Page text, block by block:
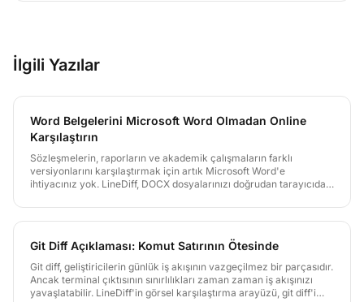
İlgili Yazılar
Word Belgelerini Microsoft Word Olmadan Online
Karşılaştırın
Sözleşmelerin, raporların ve akademik çalışmaların farklı
versiyonlarını karşılaştırmak için artık Microsoft Word'e
ihtiyacınız yok. LineDiff, DOCX dosyalarınızı doğrudan tarayıcıda
bilgi şifreleme ile korunur.
Git Diff Açıklaması: Komut Satırının Ötesinde
Git diff, geliştiricilerin günlük iş akışının vazgeçilmez bir parçasıdır.
Ancak terminal çıktısının sınırlılıkları zaman zaman iş akışınızı
yavaşlatabilir. LineDiff'in görsel karşılaştırma arayüzü, git diff'i